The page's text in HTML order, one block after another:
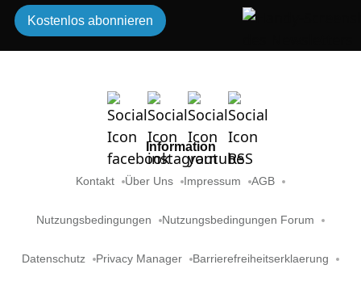
Kostenlos abonnieren
Information
Kontakt Über Uns Impressum AGB
Nutzungsbedingungen Nutzungsbedingungen Forum
Datenschutz Privacy Manager Barrierefreiheitserklaerung